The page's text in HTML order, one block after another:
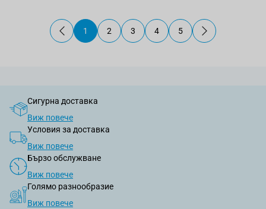
В момента четете страница
1
Страница
2
Страница
3
Страница
4
Страница
5
Сигурна доставка
Виж повече
Условия за доставка
Виж повече
Бързо обслужване
Виж повече
Голямо разнообразие
Виж повече